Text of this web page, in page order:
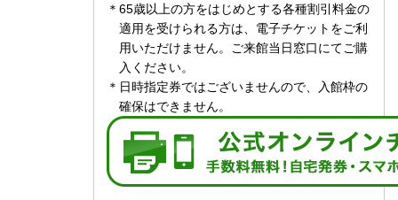
＊65歳以上の方をはじめとする各種割引料金の
適用を受けられる方は、電子チケットをご利
用いただけません。ご来館当日窓口にてご購
入ください。
＊日時指定券ではございませんので、入館枠の
確保はできません。